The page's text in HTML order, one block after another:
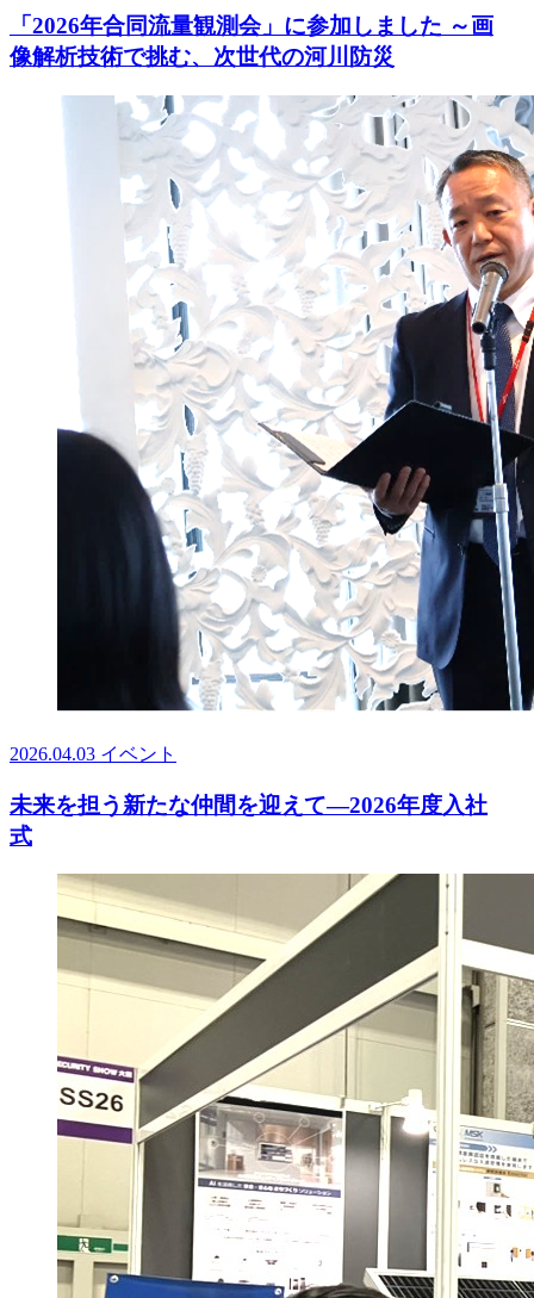
「2026年合同流量観測会」に参加しました ～画
像解析技術で挑む、次世代の河川防災
2026.04.03 イベント
未来を担う新たな仲間を迎えて—2026年度入社
式